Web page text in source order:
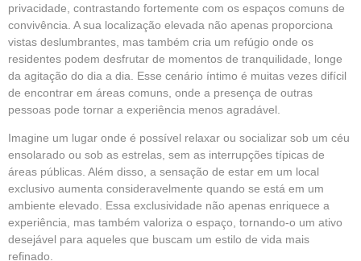
privacidade, contrastando fortemente com os espaços comuns de
convivência. A sua localização elevada não apenas proporciona
vistas deslumbrantes, mas também cria um refúgio onde os
residentes podem desfrutar de momentos de tranquilidade, longe
da agitação do dia a dia. Esse cenário íntimo é muitas vezes difícil
de encontrar em áreas comuns, onde a presença de outras
pessoas pode tornar a experiência menos agradável.
Imagine um lugar onde é possível relaxar ou socializar sob um céu
ensolarado ou sob as estrelas, sem as interrupções típicas de
áreas públicas. Além disso, a sensação de estar em um local
exclusivo aumenta consideravelmente quando se está em um
ambiente elevado. Essa exclusividade não apenas enriquece a
experiência, mas também valoriza o espaço, tornando-o um ativo
desejável para aqueles que buscam um estilo de vida mais
refinado.